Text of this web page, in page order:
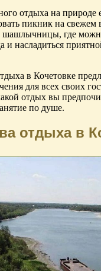
отдыха на природе
пикник на свежем
шашлычницы, где
насладиться
в Кочетовке
для всех своих
отдых вы
по душе.
отдыха в